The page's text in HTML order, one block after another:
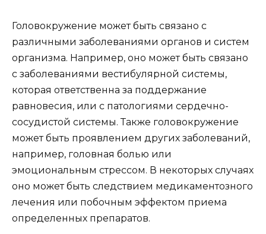
Головокружение может быть связано с
различными заболеваниями органов и систем
организма. Например, оно может быть связано
с заболеваниями вестибулярной системы,
которая ответственна за поддержание
равновесия, или с патологиями сердечно-
сосудистой системы. Также головокружение
может быть проявлением других заболеваний,
например, головная болью или
эмоциональным стрессом. В некоторых случаях
оно может быть следствием медикаментозного
лечения или побочным эффектом приема
определенных препаратов.